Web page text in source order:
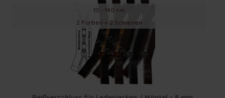
10 - 140 cm
2 Farben + 2 Schienen